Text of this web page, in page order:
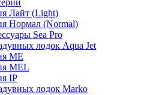
Лайт (Light)
Нормал (Normal)
Sea Pro
лодок Aqua Jet
ME
MEL
IP
лодок Marko